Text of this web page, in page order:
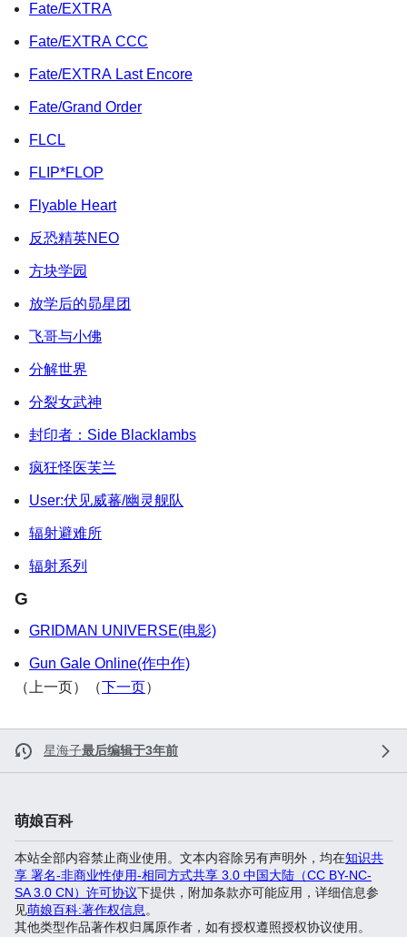
Fate/EXTRA
Fate/EXTRA CCC
Fate/EXTRA Last Encore
Fate/Grand Order
FLCL
FLIP*FLOP
Flyable Heart
反恐精英NEO
方块学园
放学后的昴星团
飞哥与小佛
分解世界
分裂女武神
封印者：Side Blacklambs
疯狂怪医芙兰
User:伏见威蕃/幽灵舰队
辐射避难所
辐射系列
G
GRIDMAN UNIVERSE(电影)
Gun Gale Online(作中作)
（上一页）（下一页）
星海子最后编辑于3年前
萌娘百科
本站全部内容禁止商业使用。文本内容除另有声明外，均在知识共
享 署名-非商业性使用-相同方式共享 3.0 中国大陆（CC BY-NC-
SA 3.0 CN）许可协议下提供，附加条款亦可能应用，详细信息参
见萌娘百科:著作权信息。
其他类型作品著作权归属原作者，如有授权遵照授权协议使用。